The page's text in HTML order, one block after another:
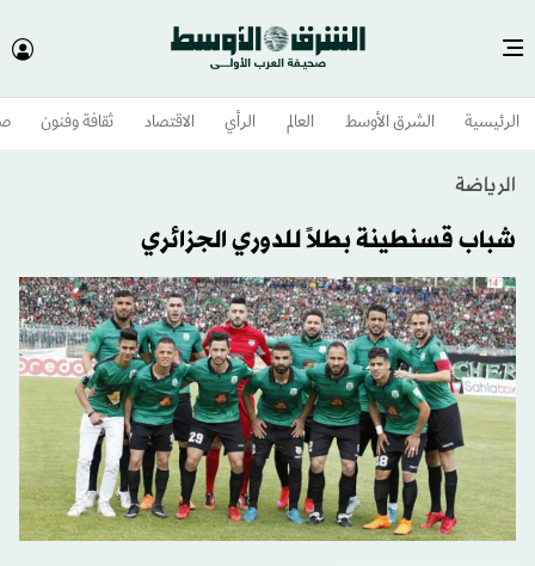
الرئيسية الشرق الأوسط​ العالم الرأي الاقتصاد ثقافة وفنون
الرياضة
شباب قسنطينة بطلاً للدوري الجزائري